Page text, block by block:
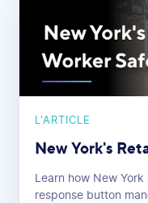
L'ARTICLE
New York's
Learn how New
response button